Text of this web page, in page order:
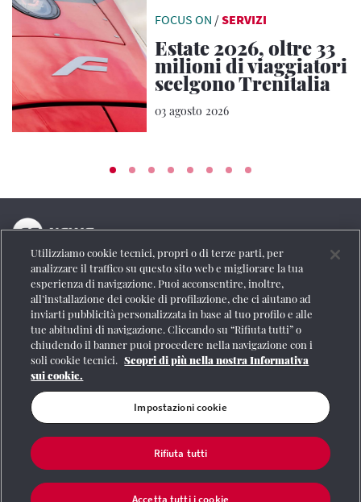
FOCUS ON /SERVIZI
Estate 2026, oltre 33
milioni di viaggiatori
scelgono Trenitalia
03 agosto 2026
La testata online del Gruppo FS Italiane
Social
Se vuoi contattarci o avere altre informazioni
CONTATTI
Registrazione Tribunale di Roma n° 204/2009
| |Credits | Protezione dei dati personali
Partita
Utilizziamo cookie tecnici, propri o di terze parti, per
analizzare il traffico su questo sito web e migliorare la tua
esperienza di navigazione. Puoi acconsentire, inoltre,
all’installazione dei cookie di profilazione, che ci aiutano ad
inviarti pubblicità personalizzata in base al tuo profilo e alle
tue abitudini di navigazione. Cliccando su “Rifiuta tutti” o
chiudendo il banner puoi procedere nella navigazione con i
soli cookie tecnici. Scopri di più nella nostra Informativa
sui cookie.
Impostazioni cookie
Rifiuta tutti
Accetta tutti i cookie